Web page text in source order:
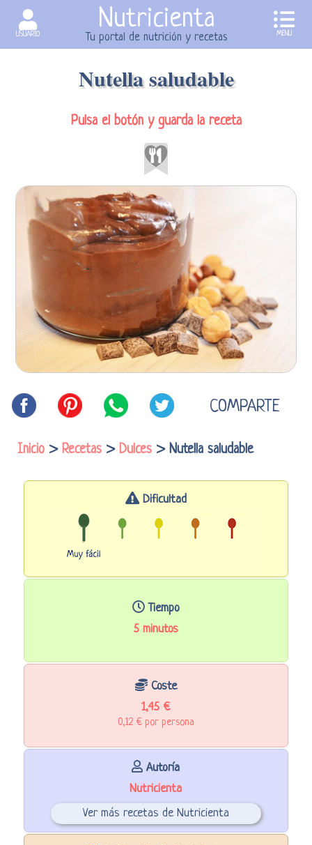
USUARIO
Nutricienta
Tu portal de nutrición y recetas MENU
Nutella saludable
Pulsa el botón y guarda la receta
COMPARTE
Inicio > Recetas > Dulces > Nutella saludable
Dificultad
Tiempo
5 minutos
Coste
1,45 €
0,12 € por persona
Autoría
Nutricienta
Ver más recetas de Nutricienta